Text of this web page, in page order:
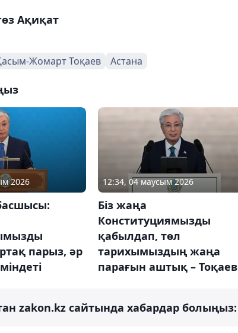
Ақиқат
Жомарт Тоқаев Астана
2026
парыз, әр
12:34, 04 маусым 2026
Біз жаңа
Конституциямызды
қабылдап, төл
тарихымыздың жаңа
парағын аштық – Тоқаев
zakon.kz сайтында хабардар болыңыз: